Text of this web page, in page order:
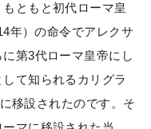
ともと初代ローマ皇
年）の命令でアレクサ
第3代ローマ皇帝にし
て知られるカリグラ
移設されたのです。そ